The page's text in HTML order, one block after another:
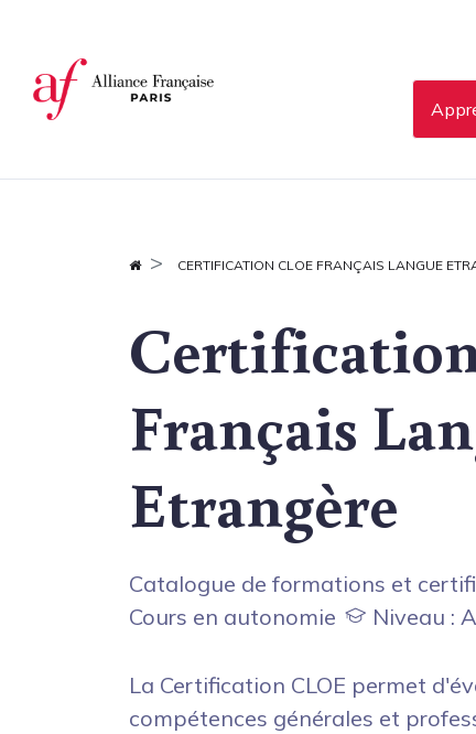
CERTIFICATION CLOE FRANÇAIS LANGUE
Français
Etrangère
Catalogue de formations et
Cours en autonomie
Niveau :
La Certification CLOE permet
compétences générales et